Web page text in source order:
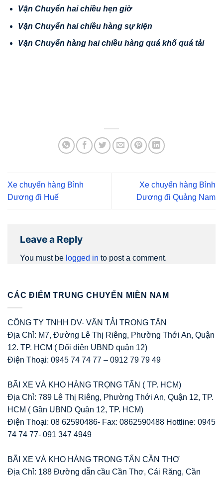
Vận Chuyển hai chiều hẹn giờ
Vận Chuyển hai chiều hàng sựkiện
Vận Chuyển hàng hai chiều hàng quá khổquá tải
Xe chuyển hàng Bình
Dương đi Huế
Xe chuyển hàng Bình
Dương đi Quảng Nam
Leave a Reply
You must be logged in to post a comment.
CÁC ĐIỂM TRUNG CHUYỂN MIỀN NAM
CÔNG TY TNHH DV- VẬN TẢI TRỌNG TẤN
Địa Chỉ: M7, Đường Lê Thị Riêng, Phường Thới An, Quận
12. TP. HCM ( Đối diện UBND quận 12)
Điện Thoại: 0945 74 74 77 – 0912 79 79 49
BÃI XE VÀ KHO HÀNG TRỌNG TẤN ( TP. HCM)
Địa Chỉ: 789 Lê Thị Riêng, Phường Thới An, Quận 12, TP.
HCM ( Gần UBND Quận 12, TP. HCM)
Điện Thoại: 08 62590486- Fax: 0862590488 Hottline: 0945
74 74 77- 091 347 4949
BÃI XE VÀ KHO HÀNG TRỌNG TẤN CẦN THƠ
Địa Chỉ: 188 Đường dẫn cầu Cần Thơ, Cái Răng, Cần